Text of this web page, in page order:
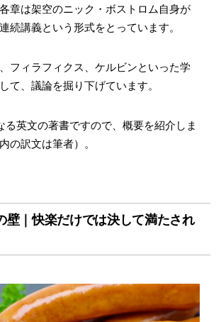
章は架空のニック・ボストロム自身が
続講義という形式をとっています。
フィラフィクス、ケルビンといった学
て、議論を掘り下げています。
る英文の著書ですので、概要を紹介しま
の訳文は筆者）。
壁｜快楽だけでは決して満たされ